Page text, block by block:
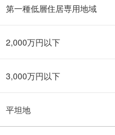
第一種低層住居専用地域
2,000万円以下
3,000万円以下
平坦地